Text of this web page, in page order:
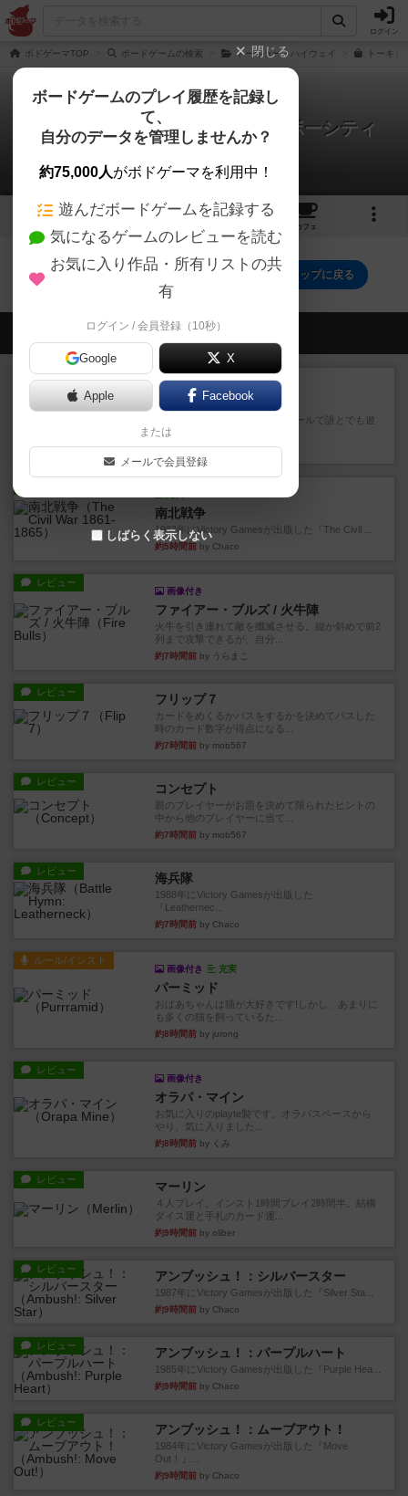
ログイン
ボドゲーマTOP ボードゲームの検索 トーキョー・ハイウェイ トーキ
トーキョーハイウェイ レインボーシティ
0件の動画
2 2
カフェ
トーキョーハイウェイ レインボーシティのトップに戻る
会員の新しい投稿
レビュー
オバケだぞ～
対人アナログプレイ。簡単なルールで誰とでも遊
べるゲーム。こんなの子ども...
約1時間前by おーちゃん
南北戦争
1983年にVictory Gamesが出版した『The Civil ...
約5時間前 by Chaco
レビュー
画像付き
ファイアー・ブルズ / 火牛陣
火牛を引き連れて敵を殲滅させる。縦か斜めで前2
列まで攻撃できるが、自分...
約7時間前 by うらまこ
レビュー フリップ７
カードをめくるかパスをするかを決めてパスした
時のカード数字が得点になる...
約7時間前 by mob567
レビュー コンセプト
親のプレイヤーがお題を決めて限られたヒントの
中から他のプレイヤーに当て...
約7時間前 by mob567
レビュー 海兵隊
1988年にVictory Gamesが出版した
『Leathernec...
約7時間前 by Chaco
ルール/インスト
画像付き 充実
パーミッド
おばあちゃんは猫が大好きです!しかし、あまりに
も多くの猫を飼っているた...
約8時間前 by jurong
レビュー
画像付き
オラパ・マイン
お気に入りのplayte製です。オラパスペースから
やり、気に入りました...
約8時間前 by くみ
レビュー マーリン
４人プレイ。インスト1時間プレイ2時間半。結構
ダイス運と手札のカード運...
約9時間前 by oliber
レビュー アンブッシュ！：シルバースター
1987年にVictory Gamesが出版した『Silver Sta...
約9時間前 by Chaco
レビュー アンブッシュ！：パープルハート
1985年にVictory Gamesが出版した『Purple Hea...
約9時間前 by Chaco
レビュー アンブッシュ！：ムーブアウト！
1984年にVictory Gamesが出版した『Move
Out！』...
約9時間前 by Chaco
閉じる
ボードゲームのプレイ履歴を記録し
て、
自分のデータを管理しませんか？
約75,000人がボドゲーマを利用中！
遊んだボードゲームを記録する
気になるゲームのレビューを読む
お気に入り作品・所有リストの共
有
ログイン / 会員登録（10秒）
Google X
Apple Facebook
または
メールで会員登録
しばらく表示しない